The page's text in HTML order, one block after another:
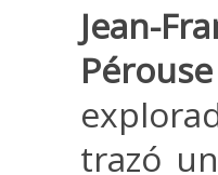
Jean-
trazó